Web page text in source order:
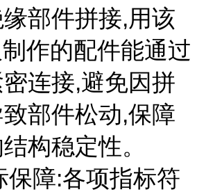
部件拼接,用该
作的配件能通过
连接,避免因拼
部件松动,保障
构稳定性。
保障:各项指标符